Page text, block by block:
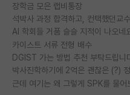
장학금 모은 랩비통장
AI 학회들 거품 슬슬 지적이 나오네
카이스트 서류 전형 배수
DGIST 가는 방법 추천 부탁드립니
근데 여기는 왜 그렇게 SPK를 물어